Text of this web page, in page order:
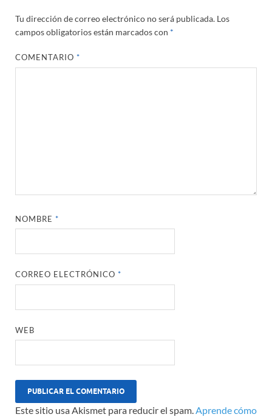
Tu dirección de correo electrónico no será publicada. Los
campos obligatorios están marcados con *
COMENTARIO*
NOMBRE*
CORREO ELECTRÓNICO*
WEB
Este sitio usa Akismet para reducir el spam.Aprende cómo